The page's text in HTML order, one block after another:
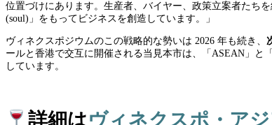
位置づけにあります。生産者、バイヤー、政策立案者たち
(soul)」をもってビジネスを創造しています。」
ヴィネクスポジウムのこの戦略的な勢いは 2026 年も続き、
ールと香港で交互に開催される当見本市は、「ASEAN」
しています。
詳細はヴィネクスポ・ア